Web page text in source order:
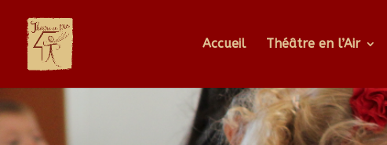
Accueil Théâtre en l’Air